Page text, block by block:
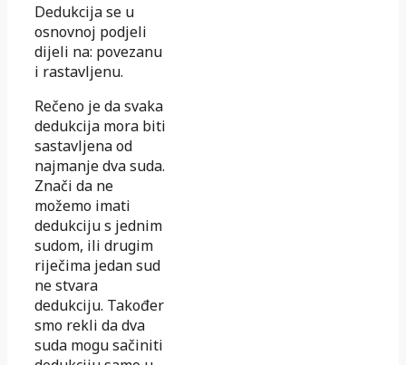
Dedukcija se u
osnovnoj podjeli
dijeli na: povezanu
i rastavljenu.
Rečeno je da svaka
dedukcija mora biti
sastavljena od
najmanje dva suda.
Znači da ne
možemo imati
dedukciju s jednim
sudom, ili drugim
riječima jedan sud
ne stvara
dedukciju. Također
smo rekli da dva
suda mogu sačiniti